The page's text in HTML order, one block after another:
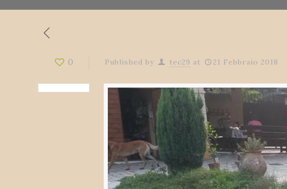
0 Published by tec29 at 21 Febbraio 2018